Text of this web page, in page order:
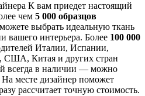
К вам приедет настоящий
чем 5 000 образцов
выбрать идеальную ткань
вашего интерьера. Более 100 000
Италии, Испании,
США, Китая и других стран
всегда в наличии — можно
На месте дизайнер поможет
рассчитает точную стоимость.